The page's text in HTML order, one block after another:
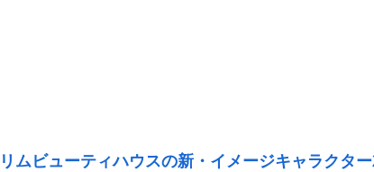
ムビューティハウスの新・イメージキャラクター